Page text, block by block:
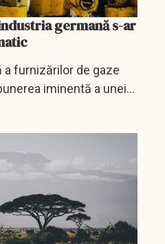
germană s-ar
a furnizărilor de gaze
iminentă a unei
energetic al